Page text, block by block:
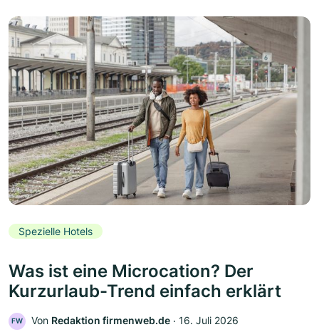
Spezielle Hotels
Was ist eine Microcation? Der
Kurzurlaub-Trend einfach erklärt
FW Von Redaktion firmenweb.de ‧ 16. Juli 2026